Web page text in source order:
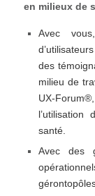
en milieux de
Avec
des
milieu de
UX-
santé.
Avec des